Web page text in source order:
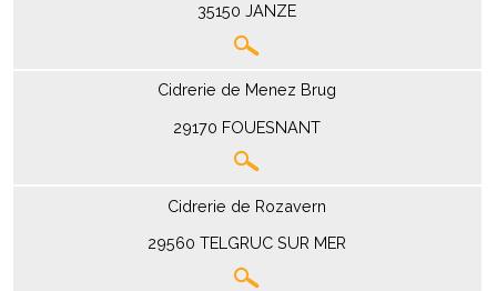
35150 JANZE
Cidrerie de Menez Brug
29170 FOUESNANT
Cidrerie de Rozavern
29560 TELGRUC SUR MER